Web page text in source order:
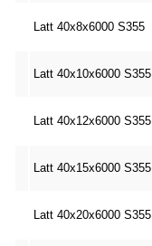
Latt 40x8x6000 S355
Latt 40x10x6000 S355
Latt 40x12x6000 S355
Latt 40x15x6000 S355
Latt 40x20x6000 S355